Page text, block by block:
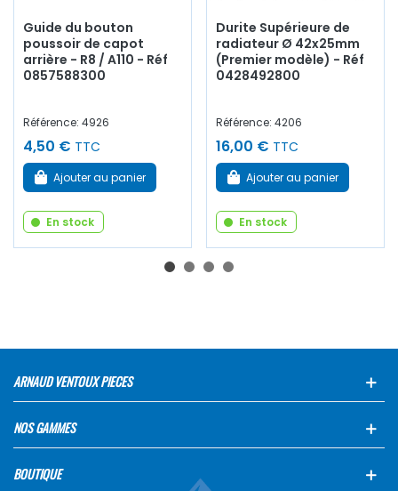
Guide du bouton
poussoir de capot
arrière - R8 / A110 - Réf
0857588300
Référence: 4926
4,50 € TTC
Ajouter au panier
En stock
Durite Supérieure de
radiateur Ø 42x25mm
(Premier modèle) - Réf
0428492800
Référence: 4206
16,00 € TTC
Ajouter au panier
En stock
ARNAUD VENTOUX PIECES
NOS GAMMES
BOUTIQUE